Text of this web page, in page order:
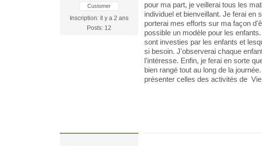
Customer
Inscription: Il y a 2 ans
Posts: 12
pour ma part, je veillerai tous les
individuel et bienveillant. Je ferai en
porterai mes efforts sur ma façon
possible un modèle pour les
sont investies par les enfants et
si besoin. J'observerai chaque
l'intéresse. Enfin, je ferai en sorte
bien rangé tout au long de la
présenter celles des activités de